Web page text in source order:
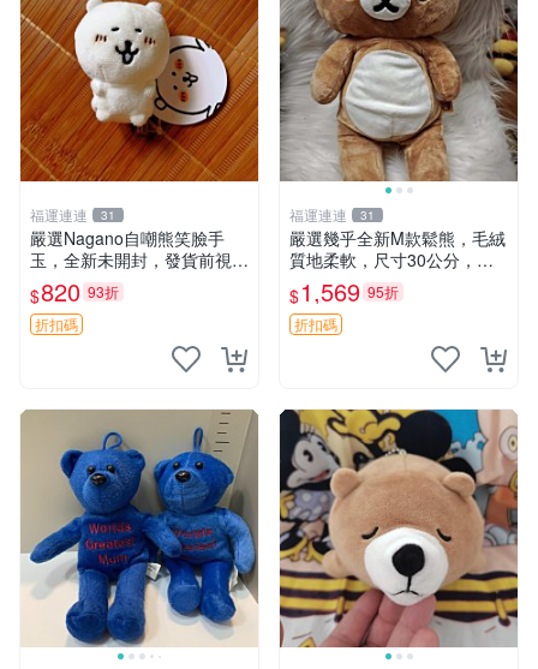
福運連連 31
嚴選Nagano自嘲熊笑臉手
玉，全新未開封，發貨前視頻
確認，海南 廣西 貴州 嚴選N
agano自嘲熊笑臉手玉，全新
未開封，發貨前視頻確認，四
$820 93折
折扣碼
福運連連 31
嚴選幾乎全新M款鬆熊，毛絨
質地柔軟，尺寸30公分，做
工精緻可愛，適合收藏或贈送
親友。中古使用痕跡，手感依
然優良。 鬆熊 嬰熊 毛玩偶
$1,569 95折
折扣碼